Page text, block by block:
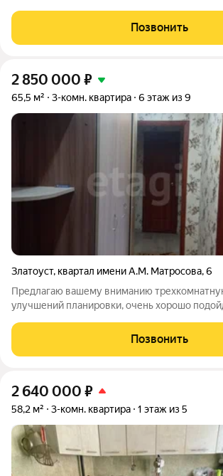
потолки во всей квартире. Окна заменены на
Квартира очень тёплая, водонагреватель на
Позвонить
2 850 000 ₽
65,5 м² 3-комн. квартира 6 этаж из 9
Златоуст, квартал имени А.М. Матросова,6
Предлагаю вашему вниманию
улучшений планировки, очень хорошо
школа, детский сад, остановка
рядом. Тихий спальный
Позвонить
2 640 000 ₽
58,2 м² 3-комн. квартира 1 этаж из 5